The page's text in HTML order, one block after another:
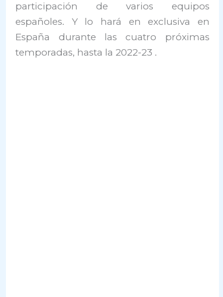
participación de varios equipos
españoles. Y lo hará en exclusiva en
España durante las cuatro próximas
temporadas, hasta la 2022-23 .